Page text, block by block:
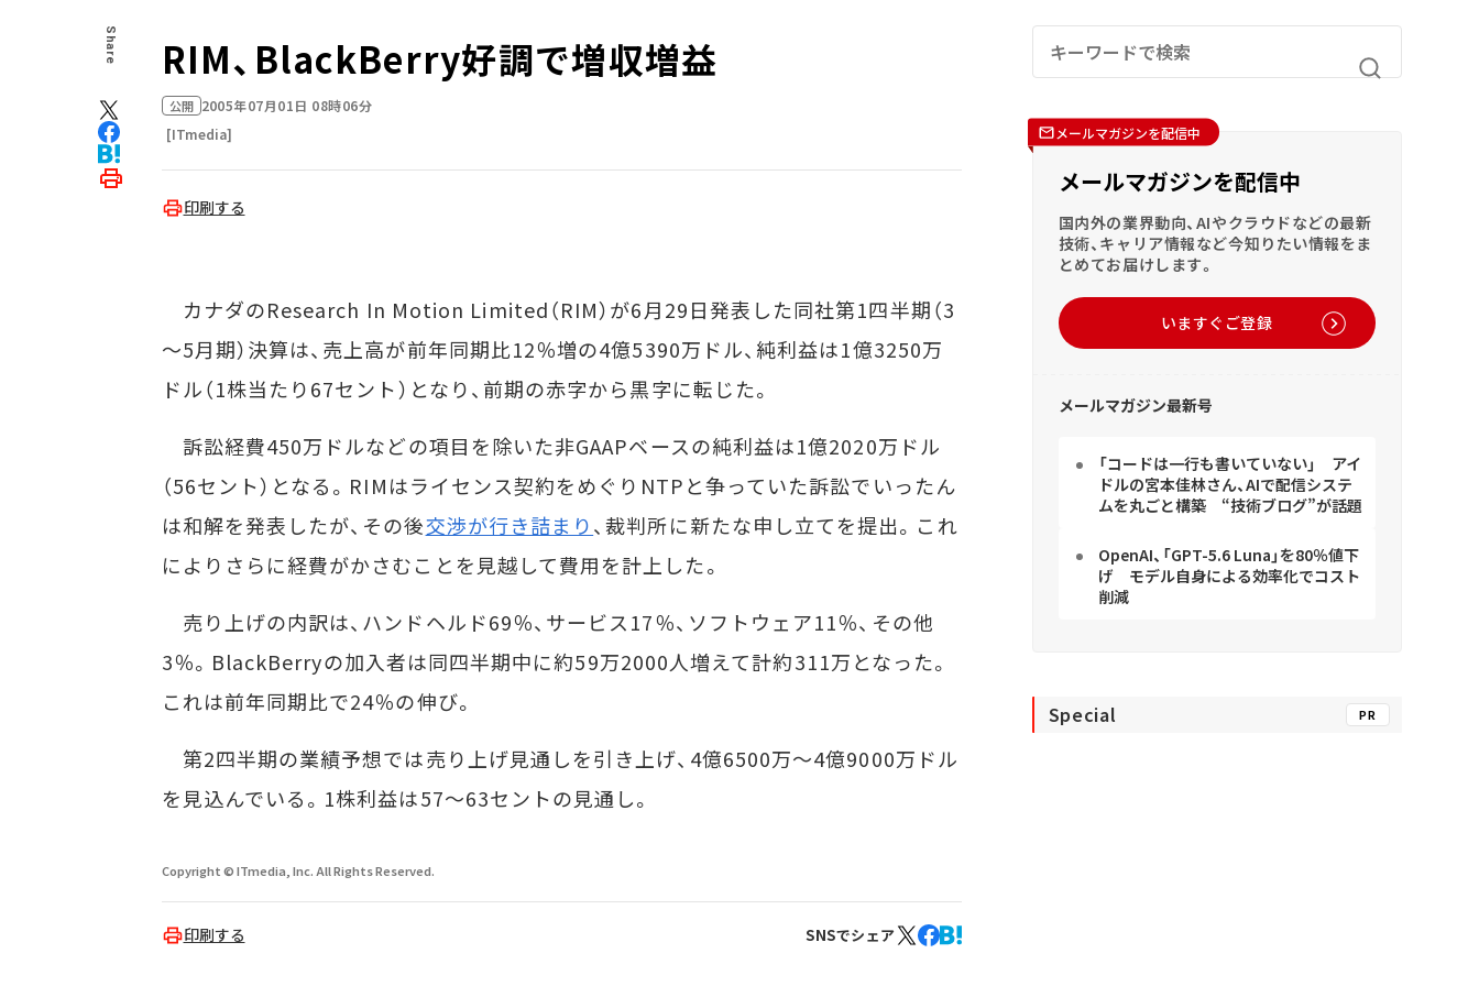
Share RIM、BlackBerry好調で増収増益
公開 2005年07月01日 08時06分
[ITmedia]
印刷する
カナダのResearch In Motion Limited（RIM）が6月29日発表した同社第1四半期（3
～5月期）決算は、売上高が前年同期比12％増の4億5390万ドル、純利益は1億3250万
ドル（1株当たり67セント）となり、前期の赤字から黒字に転じた。
訴訟経費450万ドルなどの項目を除いた非GAAPベースの純利益は1億2020万ドル
（56セント）となる。RIMはライセンス契約をめぐりNTPと争っていた訴訟でいったん
は和解を発表したが、その後交渉が行き詰まり、裁判所に新たな申し立てを提出。これ
によりさらに経費がかさむことを見越して費用を計上した。
売り上げの内訳は、ハンドヘルド69％、サービス17％、ソフトウェア11％、その他
3％。BlackBerryの加入者は同四半期中に約59万2000人増えて計約311万となった。
これは前年同期比で24％の伸び。
第2四半期の業績予想では売り上げ見通しを引き上げ、4億6500万～4億9000万ドル
を見込んでいる。1株利益は57～63セントの見通し。
Copyright © ITmedia, Inc. All Rights Reserved.
印刷する SNSでシェア
メールマガジンを配信中
メールマガジンを配信中
国内外の業界動向、AIやクラウドなどの最新
技術、キャリア情報など今知りたい情報をま
とめてお届けします。
いますぐご登録
メールマガジン最新号
「コードは一行も書いていない」 アイ
ドルの宮本佳林さん、AIで配信システ
ムを丸ごと構築 “技術ブログ”が話題
OpenAI、「GPT-5.6 Luna」を80％値下
げ モデル自身による効率化でコスト
削減
Special PR